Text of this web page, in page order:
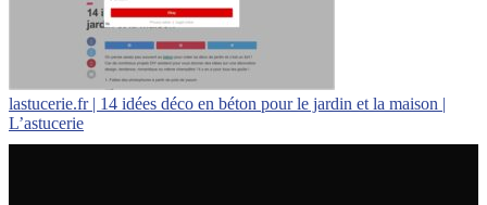
lastucerie.fr | 14 idées déco en béton pour le jardin et la maison |
L’astucerie